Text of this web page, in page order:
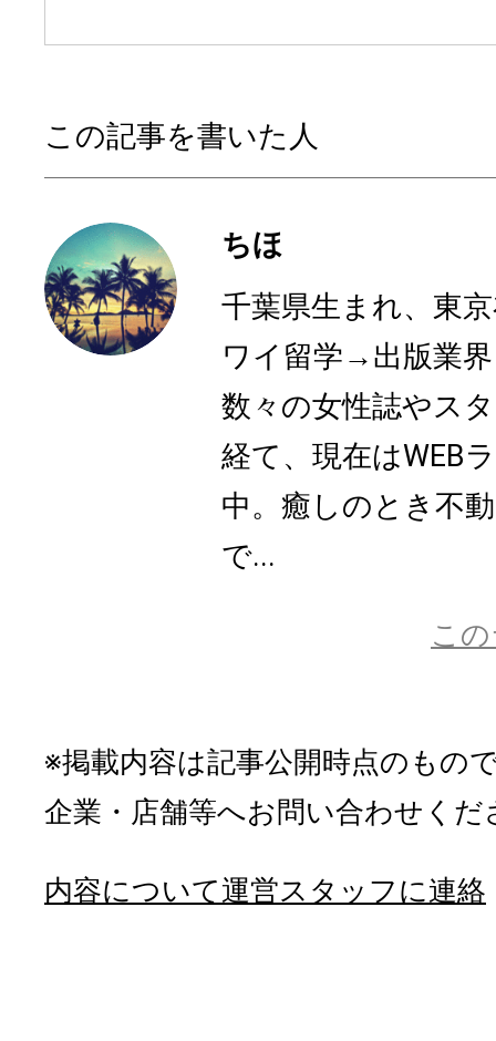
この記事を書いた人
ちほ
千葉県生まれ、東
ワイ留学→出版業
数々の女性誌やス
経て、現在はWEB
中。癒しのとき不
で...
こ
※掲載内容は記事公開時点のもの
企業・店舗等へお問い合わせくだ
内容について運営スタッフに連絡